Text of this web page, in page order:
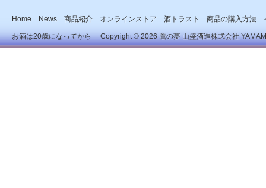
Home News 商品紹介 オンラインストア 酒トラスト 商品の購入方法
お酒は20歳になってから Copyright © 2026鷹の夢 山盛酒造株式会社